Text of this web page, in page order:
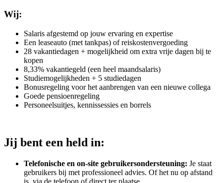
Wij:
Salaris afgestemd op jouw ervaring en expertise
Een leaseauto (met tankpas) of reiskostenvergoeding
28 vakantiedagen + mogelijkheid om extra vrije dagen bij te
kopen
8,33% vakantiegeld (een heel maandsalaris)
Studiemogelijkheden + 5 studiedagen
Bonusregeling voor het aanbrengen van een nieuwe collega
Goede pensioenregeling
Personeelsuitjes, kennissessies en borrels
Jij bent een held in:
Telefonische en on-site gebruikersondersteuning: Je staat
gebruikers bij met professioneel advies. Of het nu op afstand